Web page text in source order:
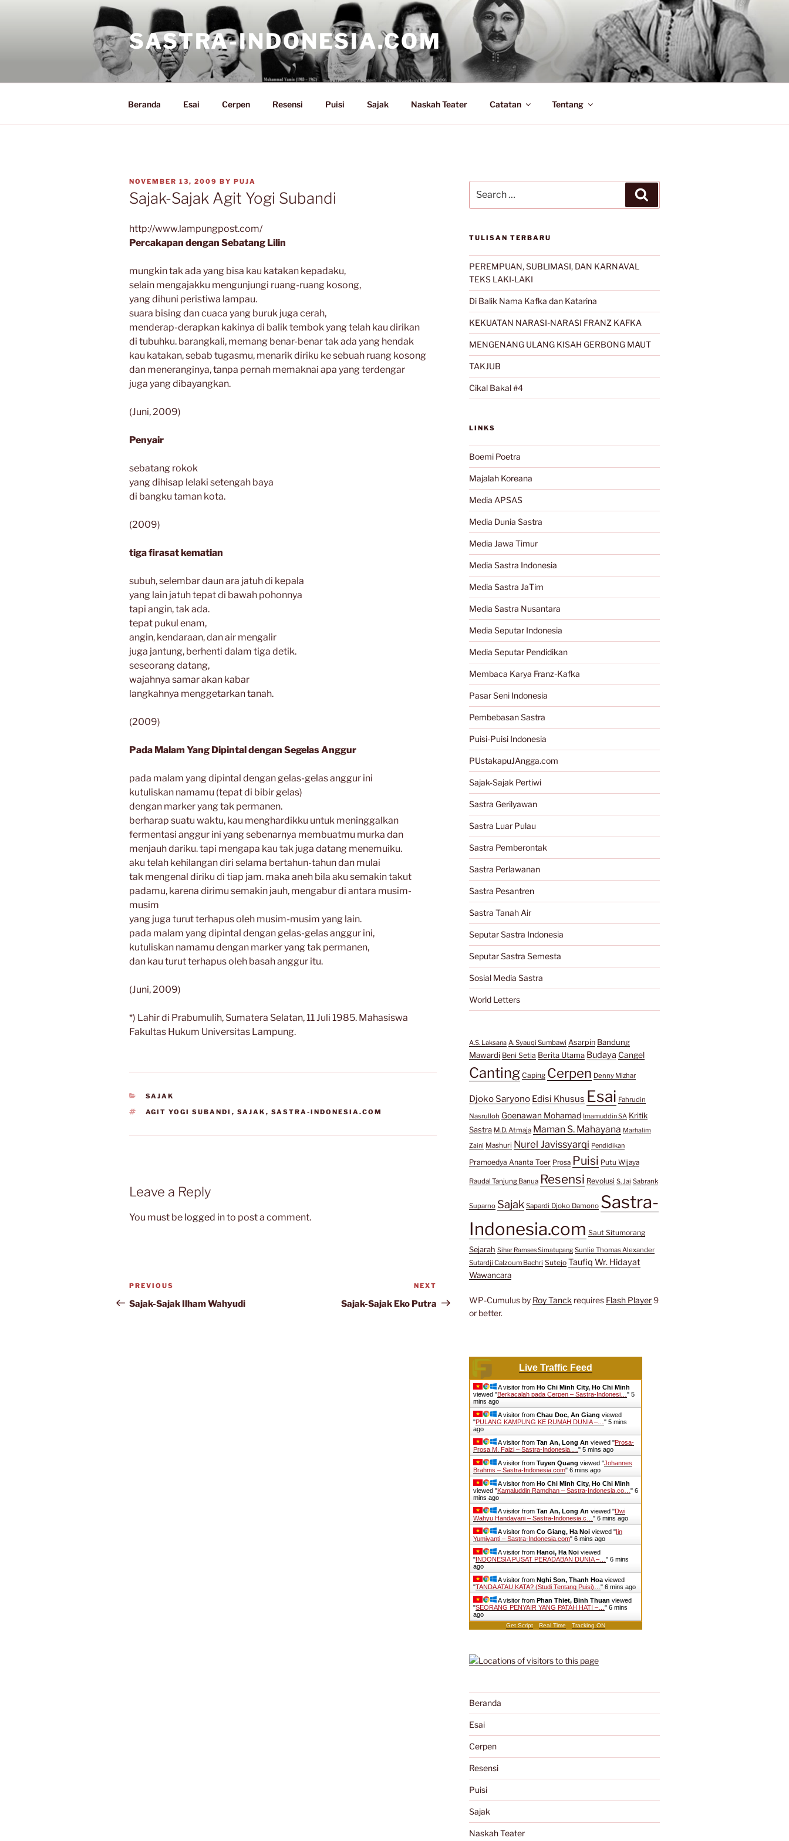
SASTRA-INDONESIA.COM
Beranda Esai Cerpen Resensi Puisi Sajak Naskah Teater Catatan Tentang
POSTED
ON
NOVEMBER 13, 2009 BY PUJA
Sajak-Sajak Agit Yogi Subandi
http://www.lampungpost.com/
Percakapan dengan Sebatang Lilin
mungkin tak ada yang bisa kau katakan kepadaku,
selain mengajakku mengunjungi ruang-ruang kosong,
yang dihuni peristiwa lampau.
suara bising dan cuaca yang buruk juga cerah,
menderap-derapkan kakinya di balik tembok yang telah kau dirikan
di tubuhku. barangkali, memang benar-benar tak ada yang hendak
kau katakan, sebab tugasmu, menarik diriku ke sebuah ruang kosong
dan meneranginya, tanpa pernah memaknai apa yang terdengar
juga yang dibayangkan.
(Juni, 2009)
Penyair
sebatang rokok
yang dihisap lelaki setengah baya
di bangku taman kota.
(2009)
tiga firasat kematian
subuh, selembar daun ara jatuh di kepala
yang lain jatuh tepat di bawah pohonnya
tapi angin, tak ada.
tepat pukul enam,
angin, kendaraan, dan air mengalir
juga jantung, berhenti dalam tiga detik.
seseorang datang,
wajahnya samar akan kabar
langkahnya menggetarkan tanah.
(2009)
Pada Malam Yang Dipintal dengan Segelas Anggur
pada malam yang dipintal dengan gelas-gelas anggur ini
kutuliskan namamu (tepat di bibir gelas)
dengan marker yang tak permanen.
berharap suatu waktu, kau menghardikku untuk meninggalkan
fermentasi anggur ini yang sebenarnya membuatmu murka dan
menjauh dariku. tapi mengapa kau tak juga datang menemuiku.
aku telah kehilangan diri selama bertahun-tahun dan mulai
tak mengenal diriku di tiap jam. maka aneh bila aku semakin takut
padamu, karena dirimu semakin jauh, mengabur di antara musim-
musim
yang juga turut terhapus oleh musim-musim yang lain.
pada malam yang dipintal dengan gelas-gelas anggur ini,
kutuliskan namamu dengan marker yang tak permanen,
dan kau turut terhapus oleh basah anggur itu.
(Juni, 2009)
*) Lahir di Prabumulih, Sumatera Selatan, 11 Juli 1985. Mahasiswa
Fakultas Hukum Universitas Lampung.
CATEGORIES
SAJAK
TAGS
AGIT YOGI SUBANDI , SAJAK , SASTRA-INDONESIA.COM
Leave a Reply
You must be logged into post a comment.
Post
navigation
Previous
Post
PREVIOUS
Sajak-Sajak Ilham Wahyudi
Post
NEXT
Sajak-Sajak Eko Putra
for:
TULISAN TERBARU
PEREMPUAN, SUBLIMASI, DAN KARNAVAL
TEKS LAKI-LAKI
Di Balik Nama Kafka dan Katarina
KEKUATAN NARASI-NARASI FRANZ KAFKA
MENGENANG ULANG KISAH GERBONG MAUT
TAKJUB
Cikal Bakal #4
LINKS
Boemi Poetra
Majalah Koreana
Media APSAS
Media Dunia Sastra
Media Jawa Timur
Media Sastra Indonesia
Media Sastra JaTim
Media Sastra Nusantara
Media Seputar Indonesia
Media Seputar Pendidikan
Membaca Karya Franz-Kafka
Pasar Seni Indonesia
Pembebasan Sastra
Puisi-Puisi Indonesia
PUstakapuJAngga.com
Sajak-Sajak Pertiwi
Sastra Gerilyawan
Sastra Luar Pulau
Sastra Pemberontak
Sastra Perlawanan
Sastra Pesantren
Sastra Tanah Air
Seputar Sastra Indonesia
Seputar Sastra Semesta
Sosial Media Sastra
World Letters
A.S. Laksana A. Syauqi Sumbawi Asarpin Bandung
Mawardi Beni Setia Berita Utama Budaya Cangel
Canting Caping Cerpen Denny Mizhar
Djoko Saryono Edisi Khusus Esai Fahrudin
Nasrulloh Goenawan Mohamad Imamuddin SA Kritik
Sastra M.D. Atmaja Maman S. Mahayana Marhalim
Zaini Mashuri Nurel Javissyarqi Pendidikan
Pramoedya Ananta Toer Prosa Puisi Putu Wijaya
Raudal Tanjung Banua Resensi Revolusi S. Jai Sabrank
Suparno Sajak Sapardi Djoko Damono Sastra-
Indonesia.com Saut Situmorang
Sejarah Sihar Ramses Simatupang Sunlie Thomas Alexander
Sutardji Calzoum Bachri Sutejo Taufiq Wr. Hidayat
Wawancara
WP-Cumulus by Roy Tanck requires Flash Player9
or better.
Live Traffic Feed
A visitor from Ho Chi Minh City, Ho Chi Minh
viewed "Berkacalah pada Cerpen – Sastra-Indonesi… " 5
mins ago
A visitor from Chau Doc, An Giang viewed
"PULANG KAMPUNG KE RUMAH DUNIA –… " 5 mins
ago
A visitor from Tan An, Long An viewed "Prosa-
Prosa M. Faizi – Sastra-Indonesia.… " 5 mins ago
A visitor from Tuyen Quang viewed "Johannes
Brahms – Sastra-Indonesia.com" 6 mins ago
A visitor from Ho Chi Minh City, Ho Chi Minh
viewed "Kamaluddin Ramdhan – Sastra-Indonesia.co… " 6
mins ago
A visitor from Tan An, Long An viewed "Dwi
Wahyu Handayani – Sastra-Indonesia.c… " 6 mins ago
A visitor from Co Giang, Ha Noiviewed "Iin
Yumiyanti – Sastra-Indonesia.com" 6 mins ago
A visitor from Hanoi, Ha Noiviewed
"INDONESIA PUSAT PERADABAN DUNIA –… " 6 mins
ago
A visitor from Nghi Son, Thanh Hoaviewed
"TANDA ATAU KATA? (Studi Tentang Puisi)… " 6 mins ago
A visitor from Phan Thiet, Binh Thuan viewed
"SEORANG PENYAIR YANG PATAH HATI –… " 6 mins
ago
Get Script Real Time Tracking ON
Beranda
Esai
Cerpen
Resensi
Puisi
Sajak
Naskah Teater